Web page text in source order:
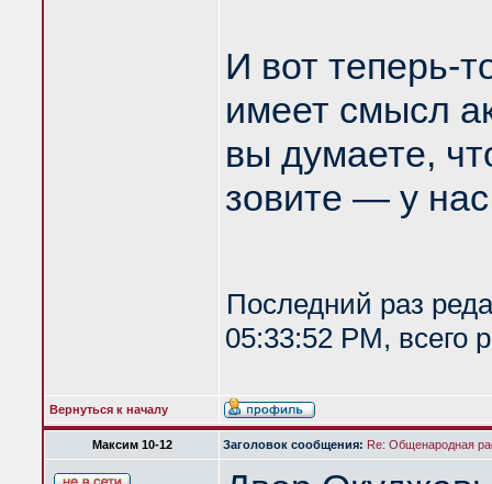
И вот теперь-
имеет смысл
вы думаете,
зовите — у
Последний раз
05:33:52 PM, всего
Вернуться к началу
Максим 10-12 Заголовок сообщения: Re: Общенародная